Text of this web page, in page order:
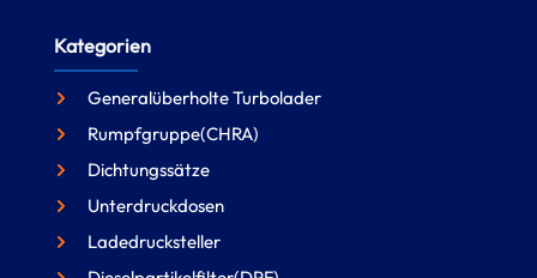
Kategorien
Generalüberholte Turbolader
Rumpfgruppe(CHRA)
Dichtungssätze
Unterdruckdosen
Ladedrucksteller